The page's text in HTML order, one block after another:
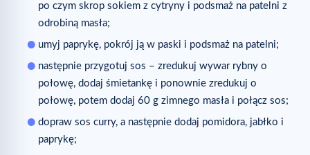
po czym skrop sokiem z cytryny i podsmaż na patelni z
odrobiną masła;
umyj paprykę, pokrój ją w paski i podsmaż na patelni;
następnie przygotuj sos – zredukuj wywar rybny o
połowę, dodaj śmietankę i ponownie zredukuj o
połowę, potem dodaj 60 g zimnego masła i połącz sos;
dopraw sos curry, a następnie dodaj pomidora, jabłko i
paprykę;